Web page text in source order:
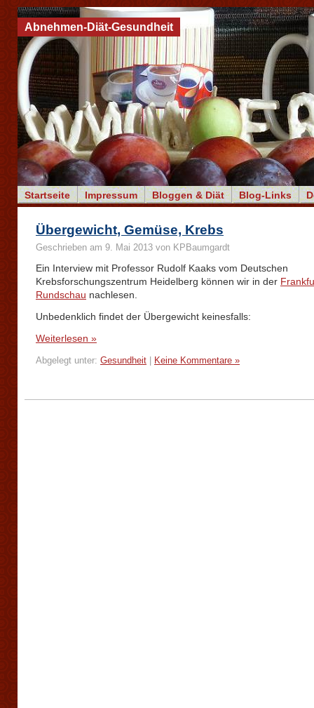
Startseite Impressum Bloggen & Diät Blog-Links
Abnehmen-Diät-Gesundheit
Übergewicht, Gemüse, Krebs
Geschrieben am 9. Mai 2013 von KPBaumgardt
Ein Interview mit Professor Rudolf Kaaks vom Deutschen
Krebsforschungszentrum Heidelberg können wir in der
Rundschau nachlesen.
Unbedenklich findet der Übergewicht keinesfalls:
Weiterlesen »
Abgelegt unter: Gesundheit Keine Kommentare »